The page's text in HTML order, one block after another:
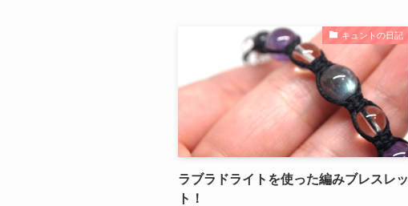
キュントの日記
ラブラドライトを使った編みブレスレッ
ト！